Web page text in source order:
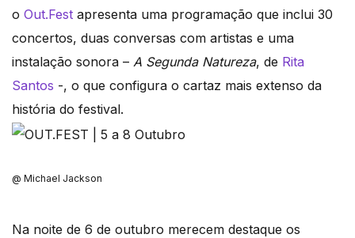
o Out.Fest apresenta uma programação que inclui 30
concertos, duas conversas com artistas e uma
instalação sonora – A Segunda Natureza, de Rita
Santos -, o que configura o cartaz mais extenso da
história do festival.
@ Michael Jackson
Na noite de 6 de outubro merecem destaque os